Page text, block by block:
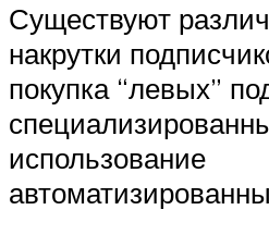
Существуют
накрутки
покупка “левых”
использование